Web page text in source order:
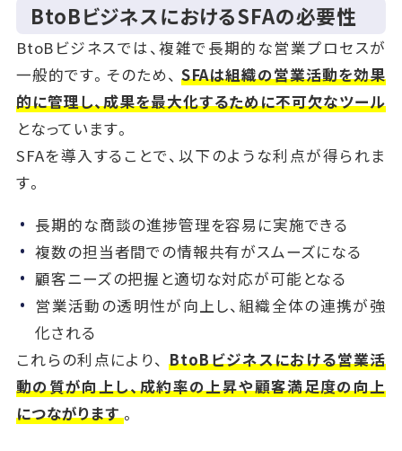
BtoBビジネスにおけるSFAの必要性
BtoBビジネスでは、複雑で長期的な営業プロセスが
一般的です。そのため、 SFAは組織の営業活動を効果
的に管理し、成果を最大化するために不可欠なツール
となっています。
SFAを導入することで、以下のような利点が得られま
す。
長期的な商談の進捗管理を容易に実施できる
複数の担当者間での情報共有がスムーズになる
顧客ニーズの把握と適切な対応が可能となる
営業活動の透明性が向上し、組織全体の連携が強
化される
これらの利点により、 BtoBビジネスにおける営業活
動の質が向上し、成約率の上昇や顧客満足度の向上
につながります。